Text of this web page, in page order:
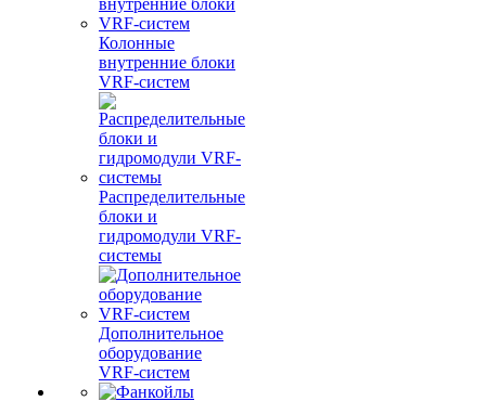
Колонные
внутренние блоки
VRF-систем
Распределительные
блоки и
гидромодули VRF-
системы
Дополнительное
оборудование
VRF-систем